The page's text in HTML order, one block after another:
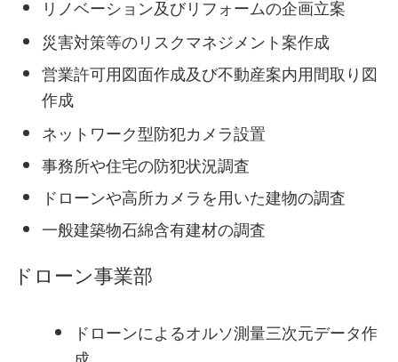
リノベーション及びリフォームの企画立案
災害対策等のリスクマネジメント案作成
営業許可用図面作成及び不動産案内用間取り図
作成
ネットワーク型防犯カメラ設置
事務所や住宅の防犯状況調査
ドローンや高所カメラを用いた建物の調査
一般建築物石綿含有建材の調査
ドローン事業部
ドローンによるオルソ測量三次元データ作